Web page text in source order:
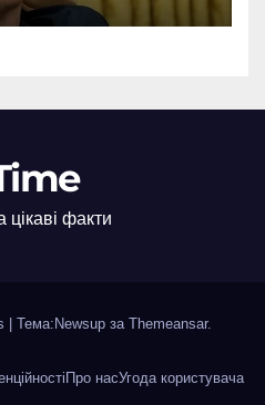
цікаві факти
Тема:Newsup за Themeansar.
Про насУгода користувача